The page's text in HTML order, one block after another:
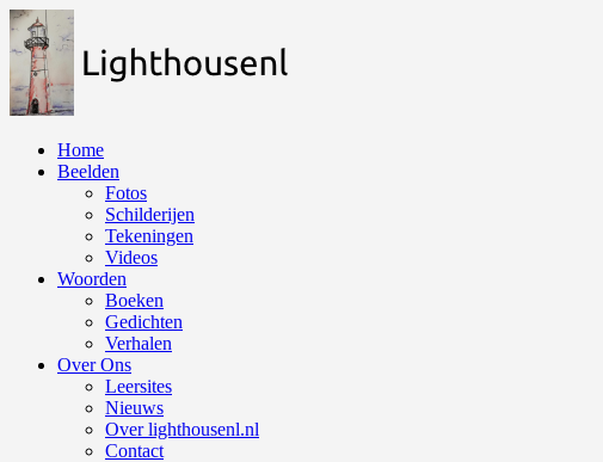
Naar
de
inhoud
springen
Home
Beelden
Fotos
Schilderijen
Tekeningen
Videos
Woorden
Boeken
Gedichten
Verhalen
Over Ons
Leersites
Nieuws
Over lighthousenl.nl
Contact